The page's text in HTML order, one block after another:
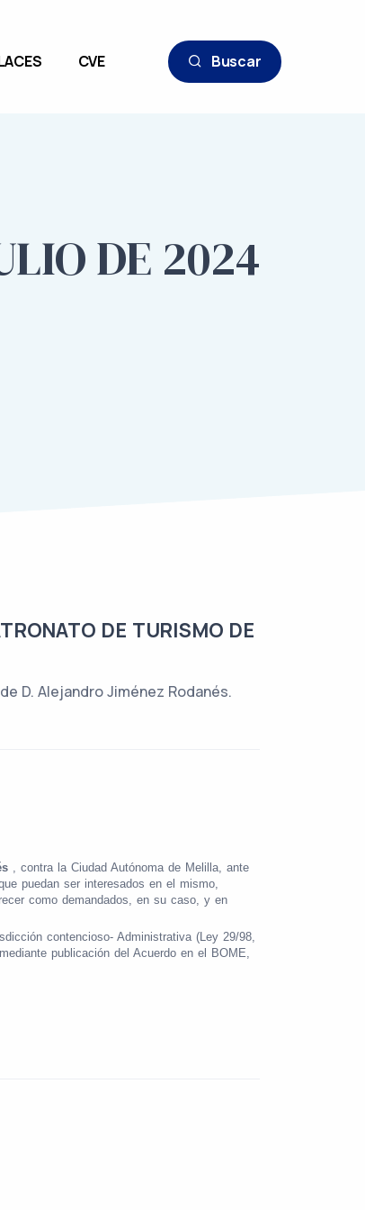
CVE Buscar
DE 2024
DE TURISMO DE
D. Alejandro Jiménez Rodanés.
, contra la Ciudad Autónoma de Melilla, ante
puedan ser interesados en el mismo,
como demandados, en su caso, y en
contencioso- Administrativa (Ley 29/98,
publicación del Acuerdo en el BOME,